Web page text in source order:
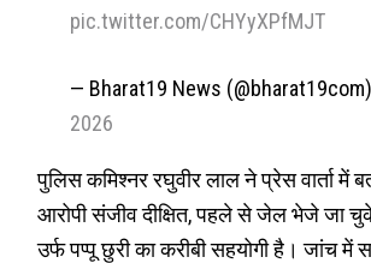
pic.twitter.com/CHYyXPfMJT
— Bharat19 News (@bharat19com)
2026
पुलिस कमिश्नर रघुवीर लाल ने प्रेस वार्ता में
आरोपी संजीव दीक्षित, पहले से जेल भेजे जा
उर्फ पप्पू छुरी का करीबी सहयोगी है। जांच में